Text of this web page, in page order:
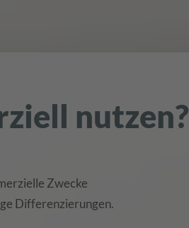
nutzen?
Zwecke
Differenzierungen.